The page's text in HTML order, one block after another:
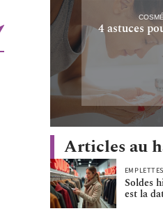
4 astuces
Articles au
EMPLETTES
Soldes
est la